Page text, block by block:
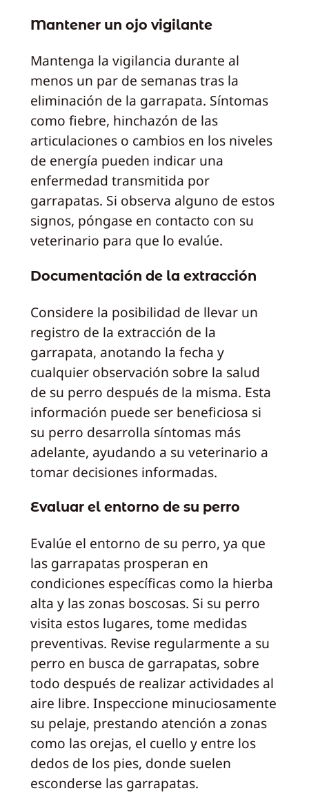
Mantener un ojo vigilante
Mantenga la vigilancia durante al
menos un par de semanas tras la
eliminación de la garrapata. Síntomas
como fiebre, hinchazón de las
articulaciones o cambios en los niveles
de energía pueden indicar una
enfermedad transmitida por
garrapatas. Si observa alguno de estos
signos, póngase en contacto con su
veterinario para que lo evalúe.
Documentación de la extracción
Considere la posibilidad de llevar un
registro de la extracción de la
garrapata, anotando la fecha y
cualquier observación sobre la salud
de su perro después de la misma. Esta
información puede ser beneficiosa si
su perro desarrolla síntomas más
adelante, ayudando a su veterinario a
tomar decisiones informadas.
Evaluar el entorno de su perro
Evalúe el entorno de su perro, ya que
las garrapatas prosperan en
condiciones específicas como la hierba
alta y las zonas boscosas. Si su perro
visita estos lugares, tome medidas
preventivas. Revise regularmente a su
perro en busca de garrapatas, sobre
todo después de realizar actividades al
aire libre. Inspeccione minuciosamente
su pelaje, prestando atención a zonas
como las orejas, el cuello y entre los
dedos de los pies, donde suelen
esconderse las garrapatas.